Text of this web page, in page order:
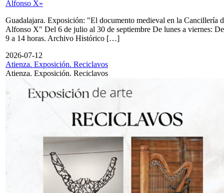
Alfonso X»
Guadalajara. Exposición: "El documento medieval en la Cancillería
Alfonso X" Del 6 de julio al 30 de septiembre De lunes a viernes: De
9 a 14 horas. Archivo Histórico […]
2026-07-12
Atienza. Exposición. Reciclavos
Atienza. Exposición. Reciclavos